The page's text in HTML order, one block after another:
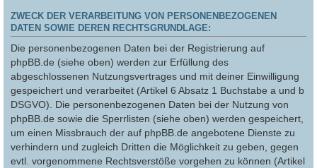
ZWECK DER VERARBEITUNG VON PERSONENBEZOGENEN
DATEN SOWIE DEREN RECHTSGRUNDLAGE:
Die personenbezogenen Daten bei der Registrierung auf
phpBB.de (siehe oben) werden zur Erfüllung des
abgeschlossenen Nutzungsvertrages und mit deiner Einwilligung
gespeichert und verarbeitet (Artikel 6 Absatz 1 Buchstabe a und b
DSGVO). Die personenbezogenen Daten bei der Nutzung von
phpBB.de sowie die Sperrlisten (siehe oben) werden gespeichert,
um einen Missbrauch der auf phpBB.de angebotene Dienste zu
verhindern und zugleich Dritten die Möglichkeit zu geben, gegen
evtl. vorgenommene Rechtsverstöße vorgehen zu können (Artikel